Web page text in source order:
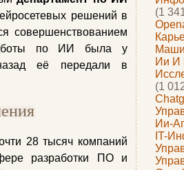
(1
Ии И
(1
Ии-
IT-
решений в
совершенствованием
по ИИ была у
её передали в
28 тысяч компаний
разработки ПО и